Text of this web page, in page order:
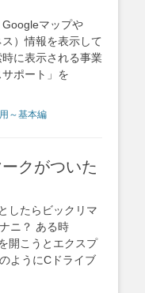
マップや
）情報を表示して
に表示される事業
ポート」を
～基本編
クがついた
したらビックリマ
ニ？ ある時
開こうとエクスプ
ようにCドライブ